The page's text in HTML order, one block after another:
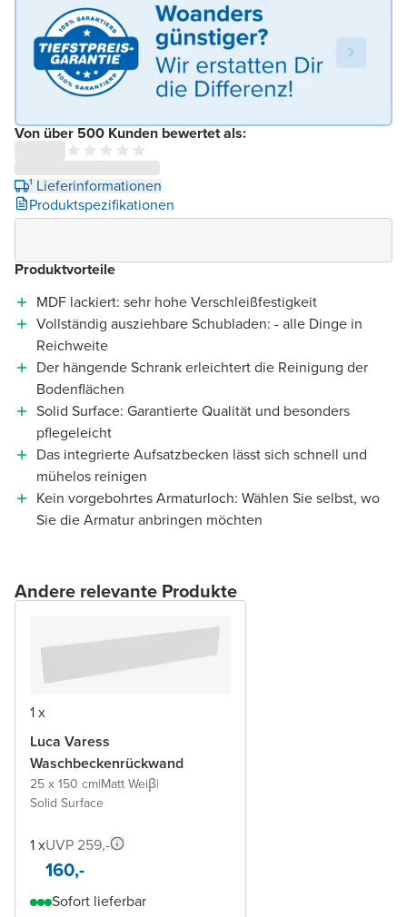
Von über 500 Kunden bewertet als:
¹ Lieferinformationen
Produktspezifikationen
Produktvorteile
MDF lackiert: sehr hohe Verschleißfestigkeit
Vollständig ausziehbare Schubladen: - alle Dinge in
Reichweite
Der hängende Schrank erleichtert die Reinigung der
Bodenflächen
Solid Surface: Garantierte Qualität und besonders
pflegeleicht
Das integrierte Aufsatzbecken lässt sich schnell und
mühelos reinigen
Kein vorgebohrtes Armaturloch: Wählen Sie selbst, wo
Sie die Armatur anbringen möchten
Andere relevante Produkte
1 x
Luca Varess
Waschbeckenrückwand
25 x 150 cm|Matt Weiβ|
Solid Surface
1 xUVP 259,-
160,-
Sofort lieferbar